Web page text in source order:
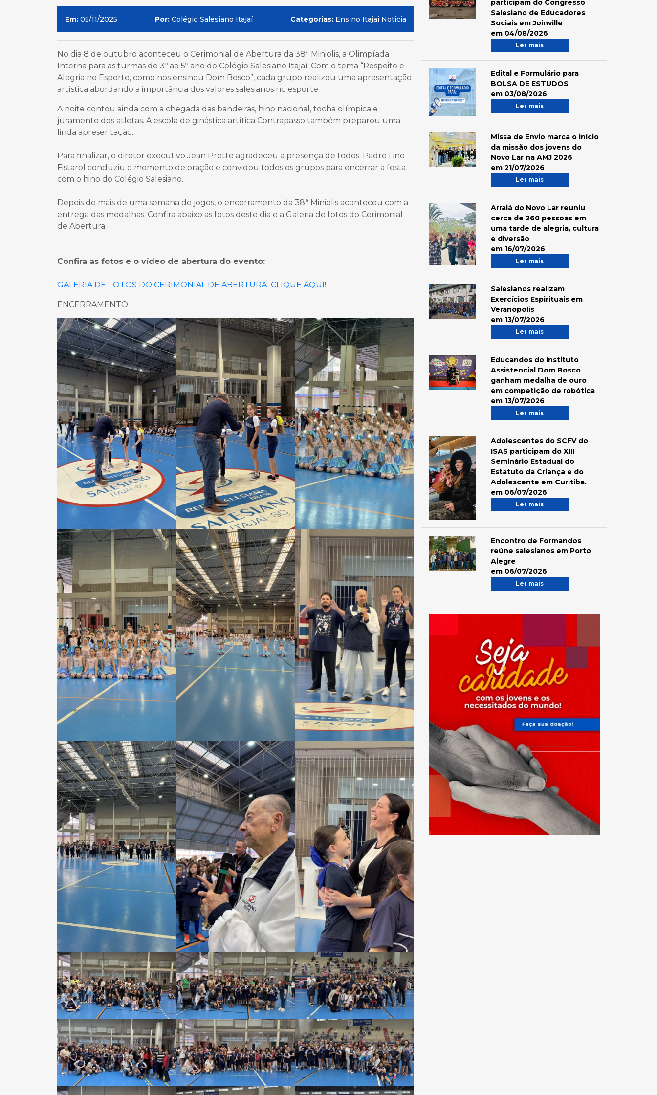
Em: 05/11/2025 Por: Colégio Salesiano Itajaí Categorias: Ensino Itajai Noticia
No dia 8 de outubro aconteceu o Cerimonial de Abertura da 38ª Miniolis, a Olimpíada
Interna para as turmas de 3º ao 5º ano do Colégio Salesiano Itajaí. Com o tema “Respeito e
Alegria no Esporte, como nos ensinou Dom Bosco”, cada grupo realizou uma apresentação
artística abordando a importância dos valores salesianos no esporte.
A noite contou ainda com a chegada das bandeiras, hino nacional, tocha olímpica e
juramento dos atletas. A escola de ginástica artítica Contrapasso também preparou uma
linda apresentação.
Para finalizar, o diretor executivo Jean Prette agradeceu a presença de todos. Padre Lino
Fistarol conduziu o momento de oração e convidou todos os grupos para encerrar a festa
com o hino do Colégio Salesiano.
Depois de mais de uma semana de jogos, o encerramento da 38ª Miniolis aconteceu com a
entrega das medalhas. Confira abaixo as fotos deste dia e a Galeria de fotos do Cerimonial
de Abertura.
Confira as fotos e o vídeo de abertura do evento:
GALERIA DE FOTOS DO CERIMONIAL DE ABERTURA. CLIQUE AQUI!
ENCERRAMENTO:
participam do Congresso
Salesiano de Educadores
Sociais em Joinville
em 04/08/2026
Ler mais
Edital e Formulário para
BOLSA DE ESTUDOS
em 03/08/2026
Ler mais
Missa de Envio marca o início
da missão dos jovens do
Novo Lar na AMJ 2026
em 21/07/2026
Ler mais
Arraiá do Novo Lar reuniu
cerca de 260 pessoas em
uma tarde de alegria, cultura
e diversão
em 16/07/2026
Ler mais
Salesianos realizam
Exercícios Espirituais em
Veranópolis
em 13/07/2026
Ler mais
Educandos do Instituto
Assistencial Dom Bosco
ganham medalha de ouro
em competição de robótica
em 13/07/2026
Ler mais
Adolescentes do SCFV do
ISAS participam do XIII
Seminário Estadual do
Estatuto da Criança e do
Adolescente em Curitiba.
em 06/07/2026
Ler mais
Encontro de Formandos
reúne salesianos em Porto
Alegre
em 06/07/2026
Ler mais